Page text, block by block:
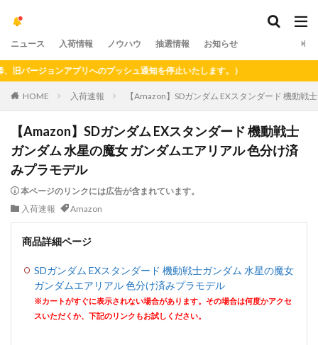
ニュース 入荷情報 ノウハウ 抽選情報 お知らせ
ジョンアプリへのプッシュ通知を停止いたします。）
HOME 入荷速報 【Amazon】SDガンダム EXスタンダード 機動
【Amazon】SDガンダム EXスタンダード 機動戦士
ガンダム 水星の魔女 ガンダムエアリアル 色分け済
みプラモデル
本ページのリンクには広告が含まれています。
入荷速報
Amazon
商品詳細ページ
SDガンダム EXスタンダード 機動戦士ガンダム 水星の魔女
ガンダムエアリアル 色分け済みプラモデル
※カートがすぐに表示されない場合があります。その場合は何度かアクセ
スいただくか、下記のリンクもお試しください。